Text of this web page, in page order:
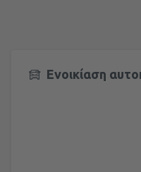
Ενοικίαση